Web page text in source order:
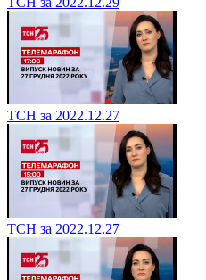
ТСН за 2022.12.27
ТСН за 2022.12.27